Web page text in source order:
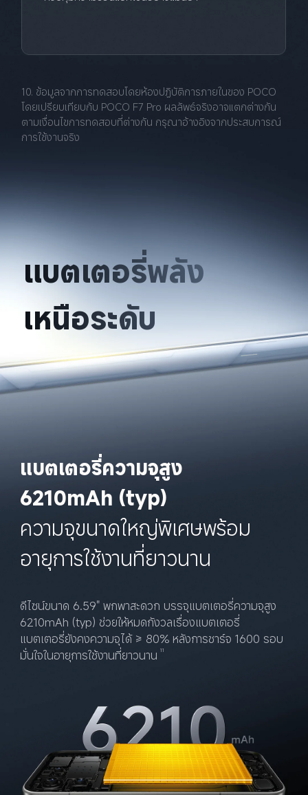
10. ข้อมูลจากการทดสอบโดยห้องปฏิบัติการภายในของ POCO
โดยเปรียบเทียบกับ POCO F7 Pro ผลลัพธ์จริงอาจแตกต่างกัน
ตามเงื่อนไขการทดสอบที่ต่างกัน กรุณาอ้างอิงจากประสบการณ์
การใช้งานจริง
แบตเตอรี่พลัง
เหนือระดับ
แบตเตอรี่ความจุสูง
6210mAh (typ)
ความจุขนาดใหญ่พิเศษพร้อม
อายุการใช้งานที่ยาวนาน
ดีไซน์ขนาด 6.59" พกพาสะดวก บรรจุแบตเตอรี่ความจุสูง
6210mAh (typ) ช่วยให้หมดกังวลเรื่องแบตเตอรี่
แบตเตอรี่ยังคงความจุได้ ≥ 80% หลังการชาร์จ 1600 รอบ
มั่นใจในอายุการใช้งานที่ยาวนาน
11